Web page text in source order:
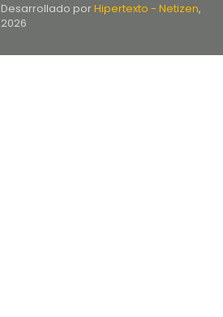
Desarrollado porHipertexto - Netizen,
2026